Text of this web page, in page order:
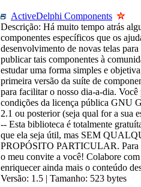
ActiveDelphi Components
Descrição: Há muito tempo atrás
componentes específicos que os
desenvolvimento de novas telas
publicar tais componentes à
estudar uma forma simples e
primeira versão da suíte de
para facilitar o nosso dia-a-dia.
condições da licença pública GNU
2.1 ou posterior (seja qual for a sua
-- Esta biblioteca é totalmente
que ela seja útil, mas SEM
PROPÓSITO PARTICULAR. Para
o meu convite a você! Colabore
enriquecer ainda mais o conteúdo
Versão: 1.5 | Tamanho: 523 bytes